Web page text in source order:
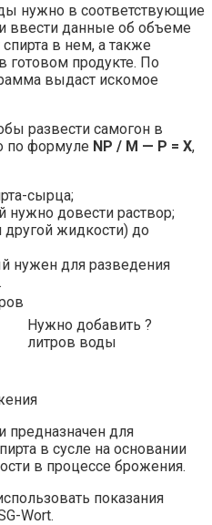
нужно в соответствующие
ввести данные об объеме
в нем, а также
готовом продукте. По
выдаст искомое
развести самогон в
по формуле NP / M — P = X,
сырца;
нужно довести раствор;
другой жидкости) до
нужен для разведения
Нужно добавить ?
литров воды
предназначен для
в сусле на основании
в процессе брожения.
показания
Wort.